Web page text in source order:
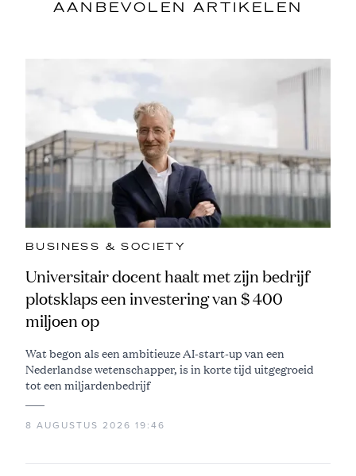
AANBEVOLEN ARTIKELEN
BUSINESS & SOCIETY
Universitair docent haalt met zijn bedrijf
plotsklaps een investering van $ 400
miljoen op
Wat begon als een ambitieuze AI-start-up van een
Nederlandse wetenschapper, is in korte tijd uitgegroeid
tot een miljardenbedrijf
8 AUGUSTUS 2026 19:46